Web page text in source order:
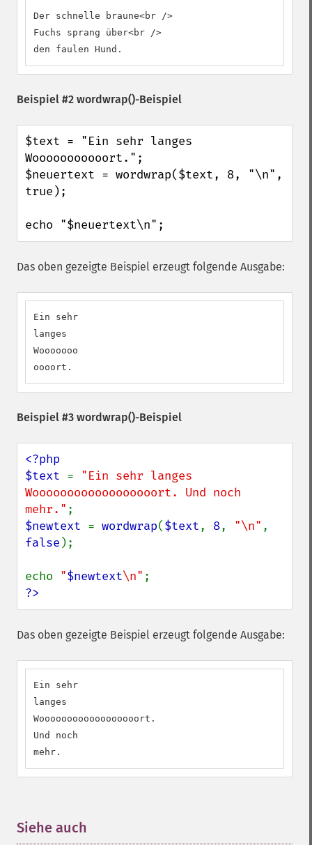
Der schnelle braune<br />
Fuchs sprang über<br />
den faulen Hund.
Beispiel #2 wordwrap()-Beispiel
$text = "Ein sehr langes
Wooooooooooort.";
$neuertext = wordwrap($text, 8, "\n",
true);
echo "$neuertext\n";
Das oben gezeigte Beispiel erzeugt folgende Ausgabe:
Ein sehr
langes
Wooooooo
oooort.
Beispiel #3 wordwrap()-Beispiel
<?php
$text = "Ein sehr langes
Woooooooooooooooooort. Und noch
mehr."
$newtext = wordwrap($text, 8, "\n"
false );
echo "$newtext\n"
?>
Das oben gezeigte Beispiel erzeugt folgende Ausgabe:
Ein sehr
langes
Woooooooooooooooooort.
Und noch
mehr.
Siehe auch